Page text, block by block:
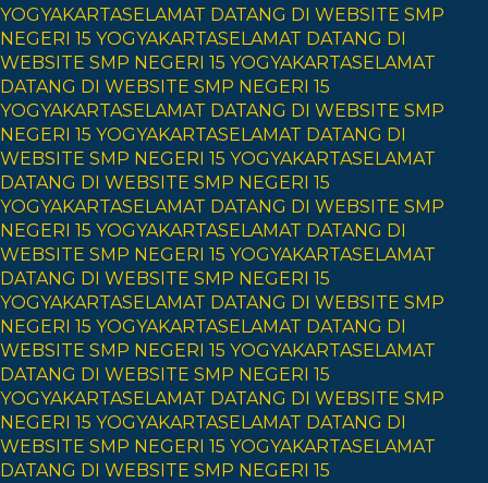
YOGYAKARTASELAMAT DATANG DI WEBSITE SMP
NEGERI 15 YOGYAKARTASELAMAT DATANG DI
WEBSITE SMP NEGERI 15 YOGYAKARTASELAMAT
DATANG DI WEBSITE SMP NEGERI 15
YOGYAKARTASELAMAT DATANG DI WEBSITE SMP
NEGERI 15 YOGYAKARTASELAMAT DATANG DI
WEBSITE SMP NEGERI 15 YOGYAKARTASELAMAT
DATANG DI WEBSITE SMP NEGERI 15
YOGYAKARTASELAMAT DATANG DI WEBSITE SMP
NEGERI 15 YOGYAKARTASELAMAT DATANG DI
WEBSITE SMP NEGERI 15 YOGYAKARTASELAMAT
DATANG DI WEBSITE SMP NEGERI 15
YOGYAKARTASELAMAT DATANG DI WEBSITE SMP
NEGERI 15 YOGYAKARTASELAMAT DATANG DI
WEBSITE SMP NEGERI 15 YOGYAKARTASELAMAT
DATANG DI WEBSITE SMP NEGERI 15
YOGYAKARTASELAMAT DATANG DI WEBSITE SMP
NEGERI 15 YOGYAKARTASELAMAT DATANG DI
WEBSITE SMP NEGERI 15 YOGYAKARTASELAMAT
DATANG DI WEBSITE SMP NEGERI 15